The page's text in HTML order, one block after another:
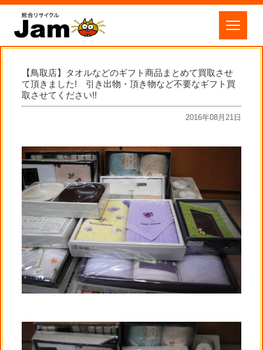
【鳥取店】タオルなどのギフト商品まとめて買取させ
て頂きました! 引き出物・頂き物など不要なギフト買
取させてください!!
2016年08月21日